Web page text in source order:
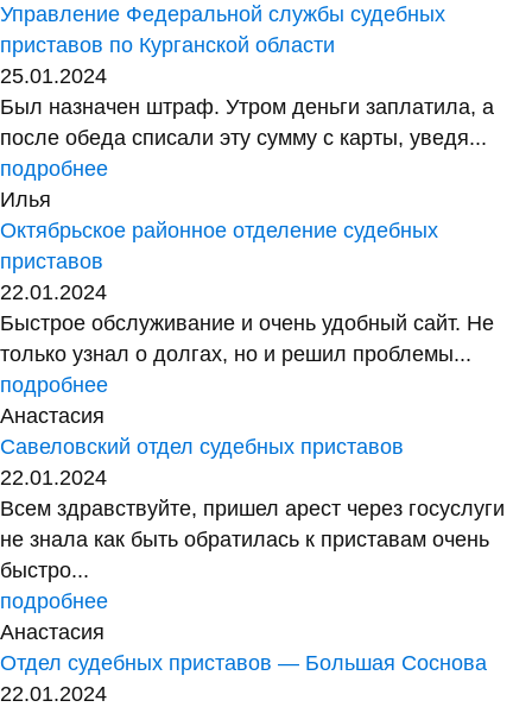
Управление Федеральной службы судебных
приставов по Курганской области
25.01.2024
Был назначен штраф. Утром деньги заплатила, а
после обеда списали эту сумму с карты, уведя...
подробнее
Илья
Октябрьское районное отделение судебных
приставов
22.01.2024
Быстрое обслуживание и очень удобный сайт. Не
только узнал о долгах, но и решил проблемы...
подробнее
Анастасия
Савеловский отдел судебных приставов
22.01.2024
Всем здравствуйте, пришел арест через госуслуги
не знала как быть обратилась к приставам очень
быстро...
подробнее
Анастасия
Отдел судебных приставов — Большая Соснова
22.01.2024